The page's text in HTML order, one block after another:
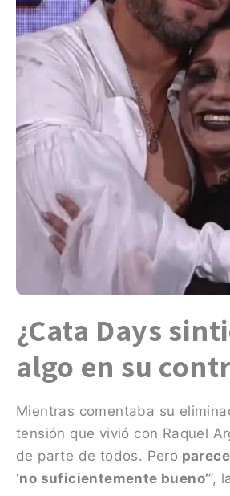
¿Cata Days
algo en su
Mientras comentaba su
tensión que vivió con Raquel
de parte de todos. Pero
‘no suficientemente bueno’”,